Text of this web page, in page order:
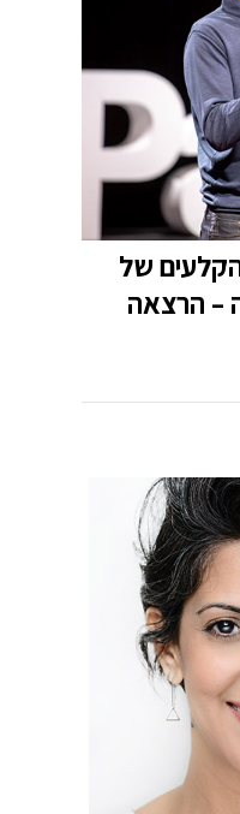
של
– הרצאה